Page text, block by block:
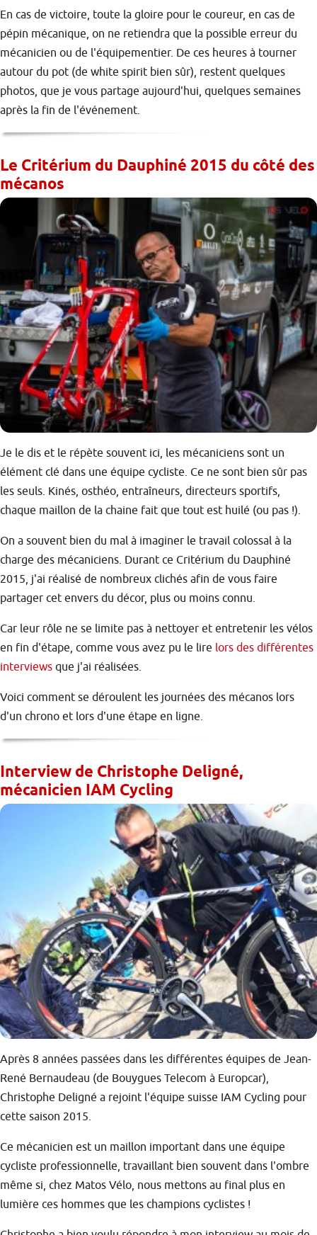
En cas de victoire, toute la gloire pour le coureur, en cas de
pépin mécanique, on ne retiendra que la possible erreur du
mécanicien ou de l'équipementier. De ces heures à tourner
autour du pot (de white spirit bien sûr), restent quelques
photos, que je vous partage aujourd'hui, quelques semaines
après la fin de l'événement.
Le Critérium du Dauphiné 2015 du côté des
mécanos
Je le dis et le répète souvent ici, les mécaniciens sont un
élément clé dans une équipe cycliste. Ce ne sont bien sûr pas
les seuls. Kinés, osthéo, entraîneurs, directeurs sportifs,
chaque maillon de la chaine fait que tout est huilé (ou pas !).
On a souvent bien du mal à imaginer le travail colossal à la
charge des mécaniciens. Durant ce Critérium du Dauphiné
2015, j'ai réalisé de nombreux clichés afin de vous faire
partager cet envers du décor, plus ou moins connu.
Car leur rôle ne se limite pas à nettoyer et entretenir les vélos
en fin d'étape, comme vous avez pu le lire lors des différentes
interviews que j'ai réalisées.
Voici comment se déroulent les journées des mécanos lors
d'un chrono et lors d'une étape en ligne.
Interview de Christophe Deligné,
mécanicien IAM Cycling
Après 8 années passées dans les différentes équipes de Jean-
René Bernaudeau (de Bouygues Telecom à Europcar),
Christophe Deligné a rejoint l'équipe suisse IAM Cycling pour
cette saison 2015.
Ce mécanicien est un maillon important dans une équipe
cycliste professionnelle, travaillant bien souvent dans l'ombre
même si, chez Matos Vélo, nous mettons au final plus en
lumière ces hommes que les champions cyclistes !